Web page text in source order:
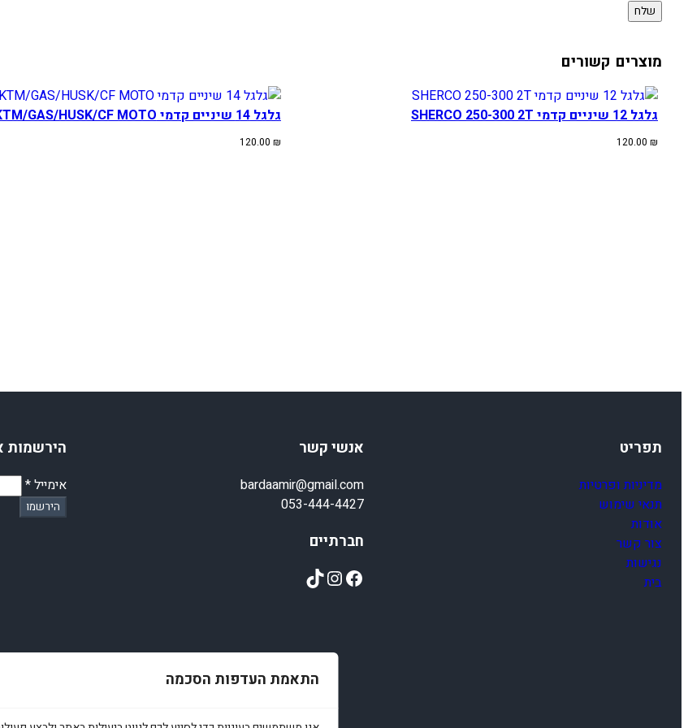
התאמת העדפות הסכמה
מוצרים קשורים
גלגל 12 שיניים קדמי SHERCO 250-300 2T
120.00 ₪
גלגל 14 שיניים קדמי KTM/GAS/HUSK/CF MOTO
120.00 ₪
תפריט
מדיניות ופרטיות
תנאי שימוש
אודות
צור קשר
נגישות
בית
אנשי קשר
bardaamir@gmail.com
053-444-4427
חברתיים
Facebook
Instagram
TikTok
הירשמות
אימייל*
הירשמו
© 2025 amirstuff. All rights reserved.